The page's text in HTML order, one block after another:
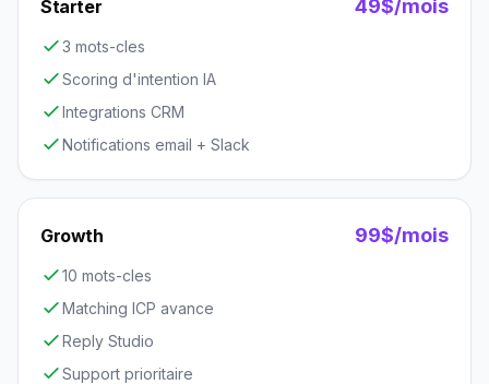
Starter 49$/mois
3 mots-cles
Scoring d'intention IA
Integrations CRM
Notifications email + Slack
Growth 99$/mois
10 mots-cles
Matching ICP avance
Reply Studio
Support prioritaire